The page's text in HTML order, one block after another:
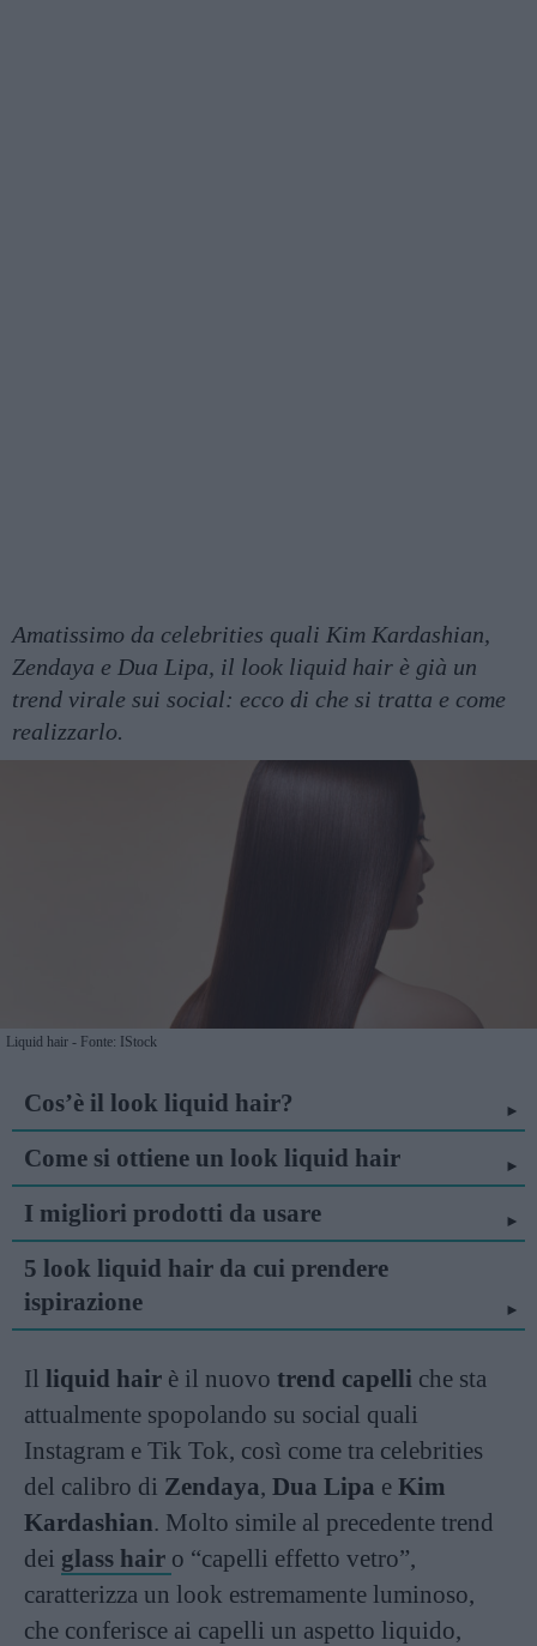
Amatissimo da celebrities quali Kim Kardashian,
Zendaya e Dua Lipa, il look liquid hair è già un
trend virale sui social: ecco di che si tratta e come
realizzarlo.
Liquid hair - Fonte: IStock
Cos’è il look liquid hair?
Come si ottiene un look liquid hair
I migliori prodotti da usare
5 look liquid hair da cui prendere
ispirazione
Il liquid hair è il nuovo trend capelli che sta
attualmente spopolando su social quali
Instagram e Tik Tok, così come tra celebrities
del calibro di Zendaya, Dua Lipa e Kim
Kardashian. Molto simile al precedente trend
dei glass hair o “capelli effetto vetro”,
caratterizza un look estremamente luminoso,
che conferisce ai capelli un aspetto liquido,